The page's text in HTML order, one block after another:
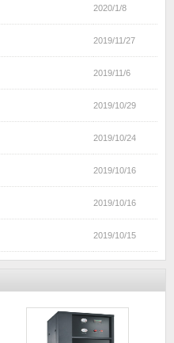
2020/1/8
2019/11/27
2019/11/6
2019/10/29
2019/10/24
2019/10/16
2019/10/16
2019/10/15